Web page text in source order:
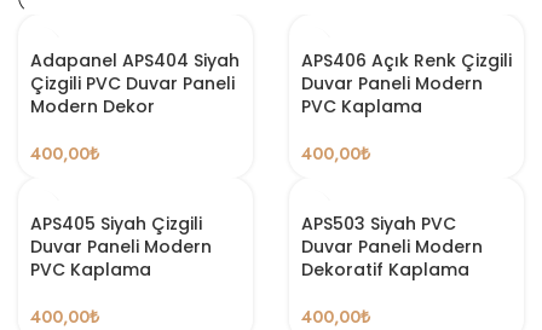
Adapanel APS404 Siyah
Çizgili PVC Duvar Paneli
Modern Dekor
400,00₺
APS406 Açık Renk Çizgili
Duvar Paneli Modern
PVC Kaplama
400,00₺
APS405 Siyah Çizgili
Duvar Paneli Modern
PVC Kaplama
400,00₺
APS503 Siyah PVC
Duvar Paneli Modern
Dekoratif Kaplama
400,00₺